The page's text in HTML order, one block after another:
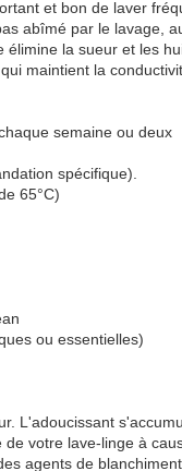
et bon de laver
abîmé par le lavage,
élimine la sueur et les
maintient la
semaine ou deux
spécifique).
65°C)
ou essentielles)
L'adoucissant
votre lave-linge à
agents de